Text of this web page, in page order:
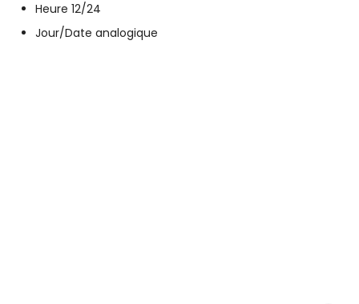
Heure 12/24
Jour/Date analogique